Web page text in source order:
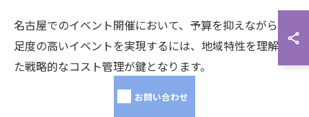
名古屋でのイベント開催において、予算を抑えながら満
足度の高いイベントを実現するには、地域特性を理解し
た戦略的なコスト管理が鍵となります。
今回ご紹介した内容をまとめると
お問い合わせ